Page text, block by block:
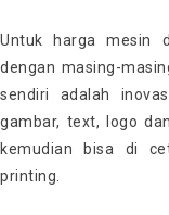
Untuk harga mesin
dengan masing-
sendiri adalah
gambar, text, logo
kemudian bisa di
printing.